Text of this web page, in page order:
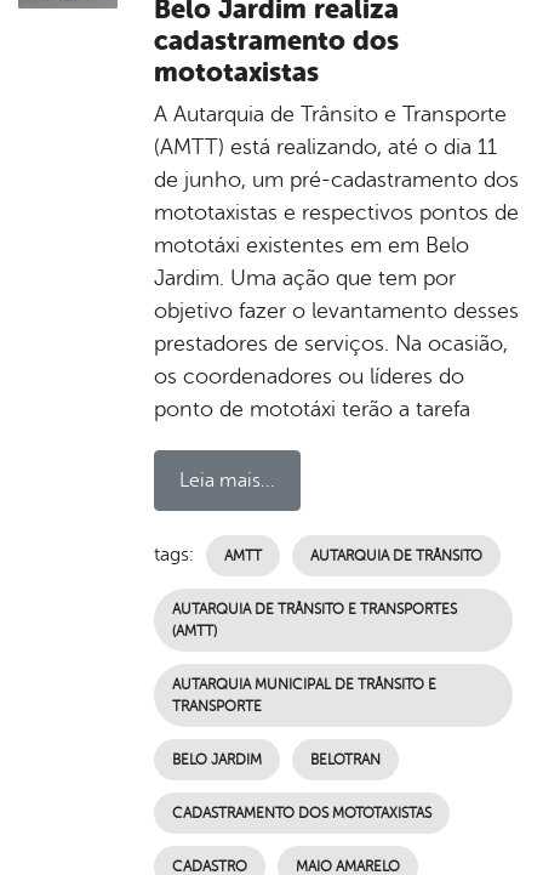
Belo Jardim realiza
cadastramento dos
mototaxistas
A Autarquia de Trânsito e Transporte
(AMTT) está realizando, até o dia 11
de junho, um pré-cadastramento dos
mototaxistas e respectivos pontos de
mototáxi existentes em em Belo
Jardim. Uma ação que tem por
objetivo fazer o levantamento desses
prestadores de serviços. Na ocasião,
os coordenadores ou líderes do
ponto de mototáxi terão a tarefa
Leia mais...
tags: AMTT AUTARQUIA DE TRÂNSITO
AUTARQUIA DE TRÂNSITO E TRANSPORTES
(AMTT)
AUTARQUIA MUNICIPAL DE TRÂNSITO E
TRANSPORTE
BELO JARDIM BELOTRAN
CADASTRAMENTO DOS MOTOTAXISTAS
CADASTRO MAIO AMARELO